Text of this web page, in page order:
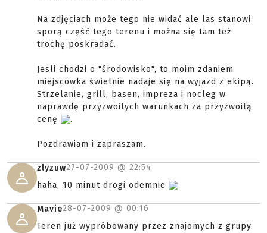
Na zdjęciach może tego nie widać ale las stanowi
sporą część tego terenu i można się tam też
trochę poskradać.
Jesli chodzi o "środowisko", to moim zdaniem
miejscówka świetnie nadaje się na wyjazd z ekipą.
Strzelanie, grill, basen, impreza i nocleg w
naprawdę przyzwoitych warunkach za przyzwoitą
cenę
.
Pozdrawiam i zapraszam.
zlyzuw27-07-2009 @ 22:54
haha, 10 minut drogi odemnie
Mavie28-07-2009 @ 00:16
Teren już wypróbowany przez znajomych z grupy.